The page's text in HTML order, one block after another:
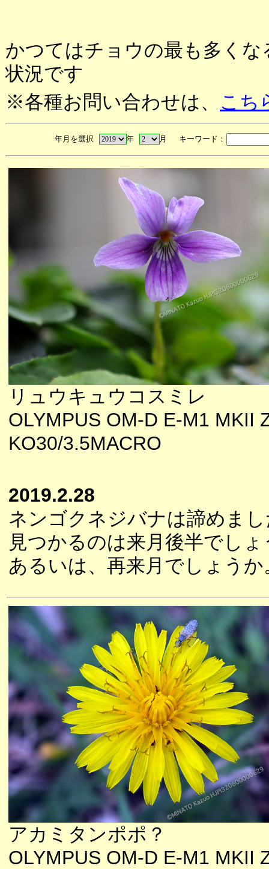
かつてはチョウの最も多く
状況です
※各種お問い合わせは、 こち
年月を選択 年 月 キーワード：
リュウキュウコスミレ
OLYMPUS OM-D E-M1 MKII
KO30/3.5MACRO
2019.2.28
ネンゴクネジバナは諦めま
見つかるのは来月後半でしょ
あるいは、再来月でしょうか
アカミタンポポ？
OLYMPUS OM-D E-M1 MKII